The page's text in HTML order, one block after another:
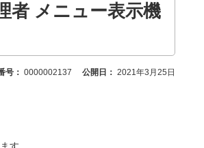
者 メニュー表示機
号： 0000002137 公開日： 2021年3月25日